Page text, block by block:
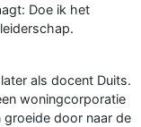
Doe ik het
als docent Duits.
woningcorporatie
groeide door naar de